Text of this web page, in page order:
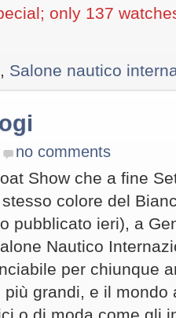
only 137
Salone nautico
no comments
Show che a fine
colore del
pubblicato ieri), a
Nautico
per chiunque
grandi, e il mondo
o di moda come gli